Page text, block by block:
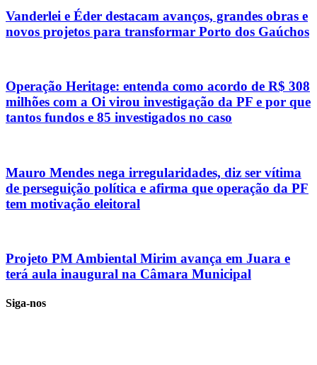
Vanderlei e Éder destacam avanços, grandes obras e
novos projetos para transformar Porto dos Gaúchos
Operação Heritage: entenda como acordo de R$ 308
milhões com a Oi virou investigação da PF e por que
tantos fundos e 85 investigados no caso
Mauro Mendes nega irregularidades, diz ser vítima
de perseguição política e afirma que operação da PF
tem motivação eleitoral
Projeto PM Ambiental Mirim avança em Juara e
terá aula inaugural na Câmara Municipal
Siga-nos